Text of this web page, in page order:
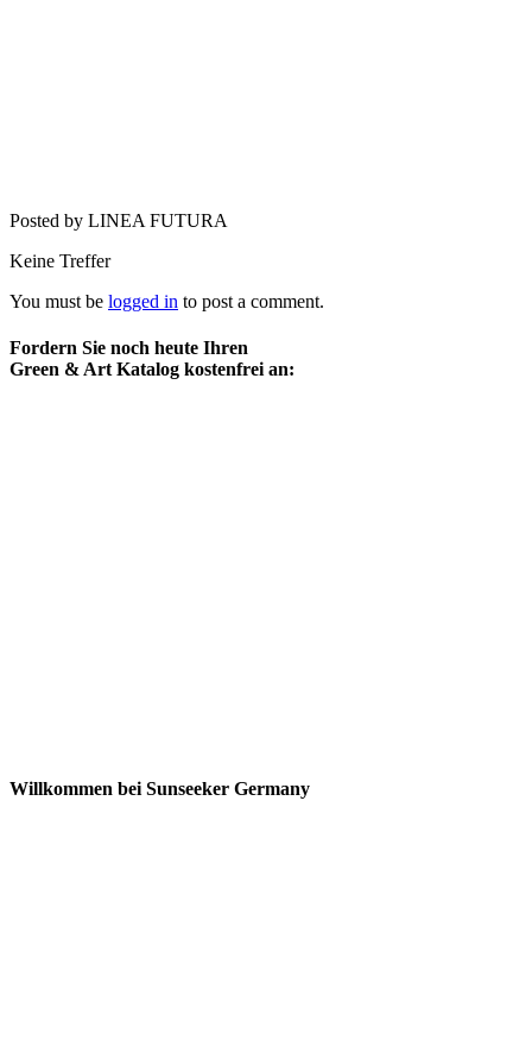
Posted by LINEA FUTURA
Keine Treffer
You must be logged in to post a comment.
Fordern Sie noch heute Ihren
Green & Art Katalog kostenfrei an:
Willkommen bei Sunseeker Germany